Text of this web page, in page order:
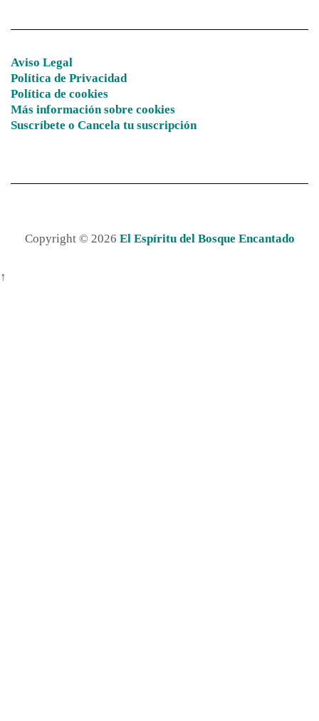
Aviso Legal
Política de Privacidad
Política de cookies
Más información sobre cookies
Suscríbete o Cancela tu suscripción
Copyright © 2026 El Espíritu del Bosque Encantado
↑